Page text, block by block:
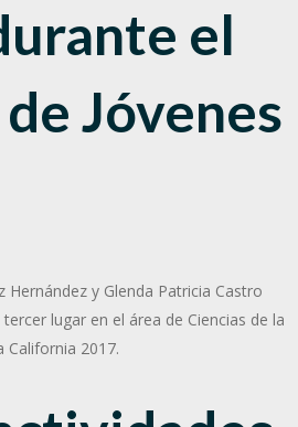
el
Jóvenes
y Glenda Patricia Castro
lugar en el área de Ciencias de la
California 2017.